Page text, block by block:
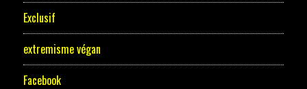
Exclusif
extremisme végan
Facebook